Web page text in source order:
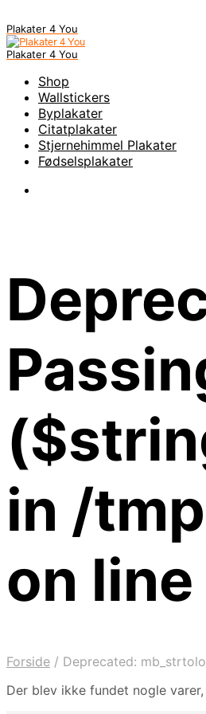
Plakater 4 You
Plakater 4 You
Shop
Wallstickers
Byplakater
Citatplakater
Stjernehimmel Plakater
Fødselsplakater
in /
on line
Forside / Deprecated:
Der blev ikke fundet nogle